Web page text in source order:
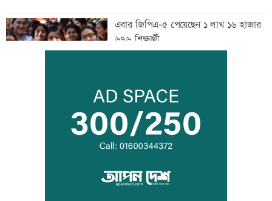
এবার জিপিএ-৫ পেয়েছেন ১ লাখ ১৬ হাজার
৬৭৬ শিক্ষার্থী
এসএসসির ফল প্রকাশ: ৩১২ প্রতিষ্ঠানে কেউ
পাস করেনি
বিশ্ব সিংহ দিবস আজ